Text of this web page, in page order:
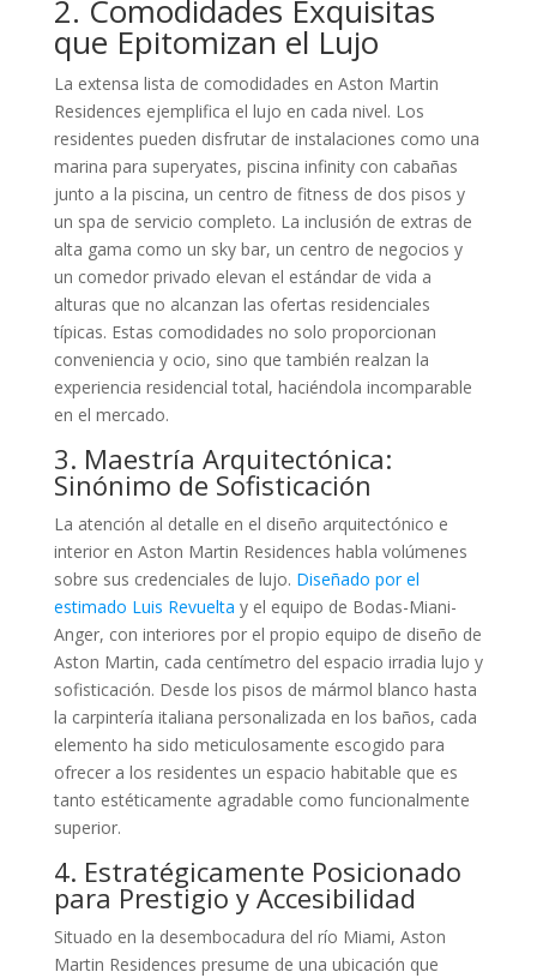
2. Comodidades Exquisitas
que Epitomizan el Lujo
La extensa lista de comodidades en Aston Martin
Residences ejemplifica el lujo en cada nivel. Los
residentes pueden disfrutar de instalaciones como una
marina para superyates, piscina infinity con cabañas
junto a la piscina, un centro de fitness de dos pisos y
un spa de servicio completo. La inclusión de extras de
alta gama como un sky bar, un centro de negocios y
un comedor privado elevan el estándar de vida a
alturas que no alcanzan las ofertas residenciales
típicas. Estas comodidades no solo proporcionan
conveniencia y ocio, sino que también realzan la
experiencia residencial total, haciéndola incomparable
en el mercado.
3. Maestría Arquitectónica:
Sinónimo de Sofisticación
La atención al detalle en el diseño arquitectónico e
interior en Aston Martin Residences habla volúmenes
sobre sus credenciales de lujo. Diseñado por el
estimado Luis Revuelta y el equipo de Bodas-Miani-
Anger, con interiores por el propio equipo de diseño de
Aston Martin, cada centímetro del espacio irradia lujo y
sofisticación. Desde los pisos de mármol blanco hasta
la carpintería italiana personalizada en los baños, cada
elemento ha sido meticulosamente escogido para
ofrecer a los residentes un espacio habitable que es
tanto estéticamente agradable como funcionalmente
superior.
4. Estratégicamente Posicionado
para Prestigio y Accesibilidad
Situado en la desembocadura del río Miami, Aston
Martin Residences presume de una ubicación que